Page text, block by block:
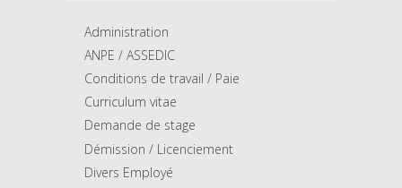
Administration
ANPE / ASSEDIC
Conditions de travail / Paie
Curriculum vitae
Demande de stage
Démission / Licenciement
Divers Employé